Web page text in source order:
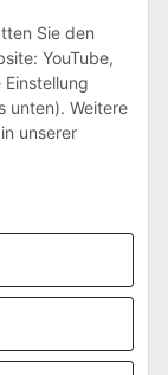
Sie den
YouTube,
unten). Weitere
unserer
Versand